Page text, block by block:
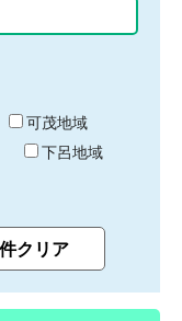
可茂地域
下呂地域